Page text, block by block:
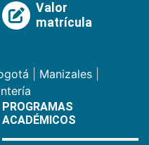
Valor
matrícula
Manizales
PROGRAMAS
ACADÉMICOS